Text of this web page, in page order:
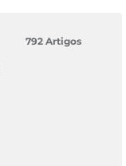
792 Artigos